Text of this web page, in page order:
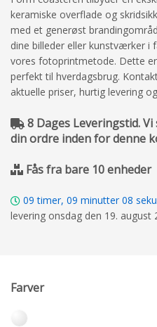
keramiske overflade og
med et generøst
dine billeder eller kunstværker
vores fotoprintmetode. Dette
perfekt til hverdagsbrug.
aktuelle priser, hurtig levering
8 Dages Leveringstid.
din ordre inden for denne
Fås fra bare 10 enheder
09 timer, 09 minutter 07
levering onsdag den 19. august
Farver